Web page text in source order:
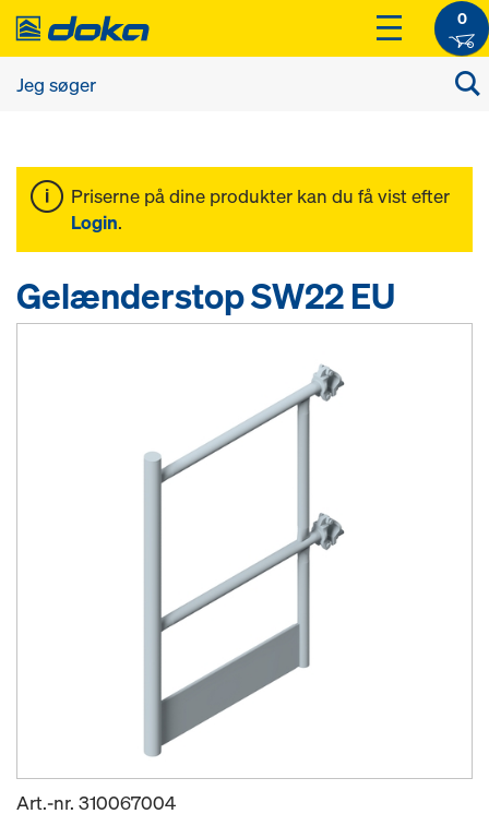
0
Priserne på dine produkter kan du få vist efter
Login.
Gelænderstop SW22 EU
Art.-nr. 310067004